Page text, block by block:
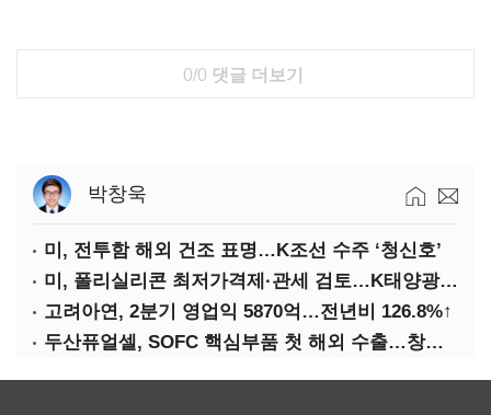
0/0 댓글 더보기
박창욱
미, 전투함 해외 건조 표명…K조선 수주 ‘청신호’
미, 폴리실리콘 최저가격제·관세 검토…K태양광 입지 확대 기대
고려아연, 2분기 영업익 5870억…전년비 126.8%↑
두산퓨얼셀, SOFC 핵심부품 첫 해외 수출…창사 이래 최대 규모